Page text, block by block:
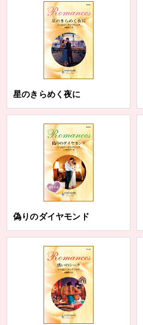
星のきらめく夜に
偽りのダイヤモンド